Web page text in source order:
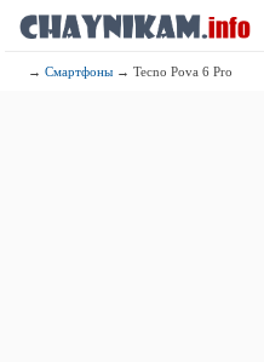
→Смартфоны → Tecno Pova 6 Pro